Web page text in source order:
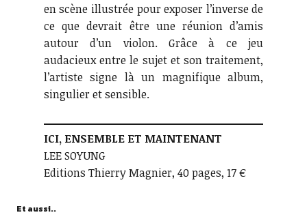
en scène illustrée pour exposer l’inverse de
ce que devrait être une réunion d’amis
autour d’un violon. Grâce à ce jeu
audacieux entre le sujet et son traitement,
l’artiste signe là un magnifique album,
singulier et sensible.
ICI, ENSEMBLE ET MAINTENANT
LEE SOYUNG
Editions Thierry Magnier, 40 pages, 17 €
Et aussi..